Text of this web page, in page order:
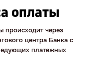
оплаты
происходит через
центра Банка с
платежных